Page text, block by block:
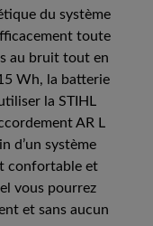
du système
toute
au bruit tout en
Wh, la batterie
la STIHL
AR L
d’un système
confortable et
vous pourrez
et sans aucun